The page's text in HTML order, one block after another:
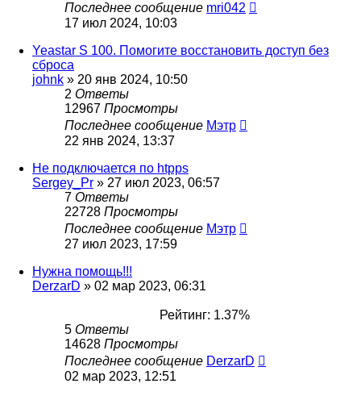
Последнее сообщение mri042
17 июл 2024, 10:03
Yeastar S 100. Помогите восстановить доступ без
сброса
johnk » 20 янв 2024, 10:50
2 Ответы
12967 Просмотры
Последнее сообщение Мэтр
22 янв 2024, 13:37
Не подключается по htpps
Sergey_Pr » 27 июл 2023, 06:57
7 Ответы
22728 Просмотры
Последнее сообщение Мэтр
27 июл 2023, 17:59
Нужна помощь!!!
DerzarD » 02 мар 2023, 06:31
Рейтинг: 1.37%
5 Ответы
14628 Просмотры
Последнее сообщение DerzarD
02 мар 2023, 12:51